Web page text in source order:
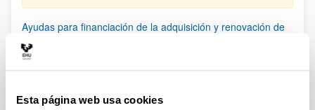
Esta página web usa cookies
Ayudas para financiación de la adquisición y renovación de
infraestructura científica y fondos bibliográficos en la
UPV/EHU 2026
Trámite abierto
25/03/2026: Corrección de errores del listado provisional de
solicitudes admitidas y excluidas. 23/03/2026: Relación